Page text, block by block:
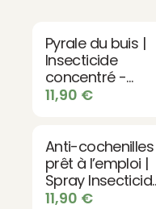
Garantie 2 ans
Utilisations
Stockage de
Armoire de
Espace de
Pyrale du buis |
Insecticide
concentré -
Efficacité
11,90 €
Anti-cochenilles
prêt à l’emploi |
Spray
choc
11,90 €